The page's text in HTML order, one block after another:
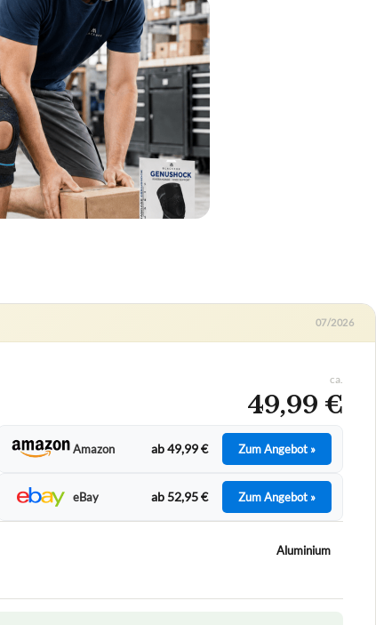
07/2026
ca.
49,99 €
Amazon ab 49,99 € Zum Angebot »
eBay ab 52,95 € Zum Angebot »
Aluminium